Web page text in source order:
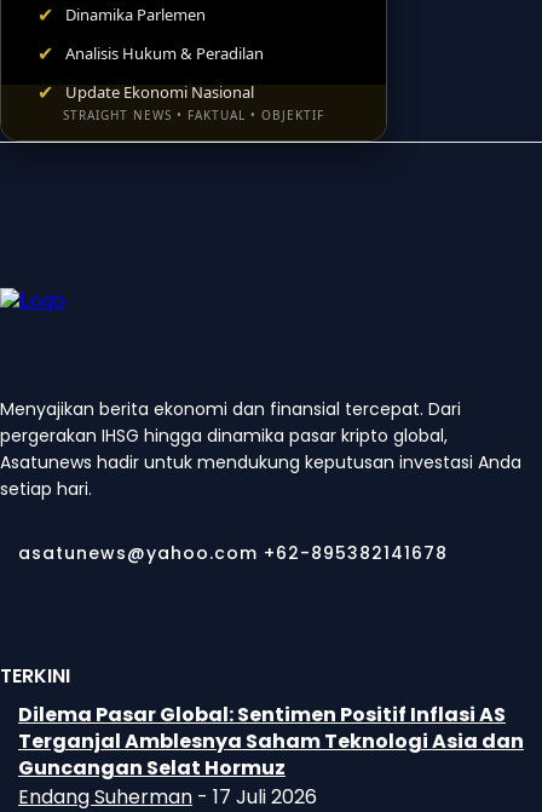
✔ Dinamika Parlemen
✔ Analisis Hukum & Peradilan
✔ Update Ekonomi Nasional
STRAIGHT NEWS • FAKTUAL • OBJEKTIF
Menyajikan berita ekonomi dan finansial tercepat. Dari
pergerakan IHSG hingga dinamika pasar kripto global,
Asatunews hadir untuk mendukung keputusan investasi Anda
setiap hari.
asatunews@yahoo.com +62-895382141678
TERKINI
Dilema Pasar Global: Sentimen Positif Inflasi AS
Terganjal Amblesnya Saham Teknologi Asia dan
Guncangan Selat Hormuz
Endang Suherman - 17 Juli 2026